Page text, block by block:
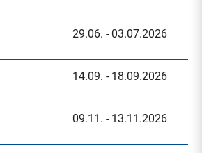
29.06. - 03.07.2026
14.09. - 18.09.2026
09.11. - 13.11.2026